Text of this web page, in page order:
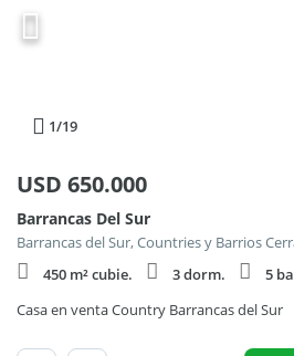
1/19
USD 650.000
Barrancas Del Sur
450 m² cubie.
3 dorm.
5
Casa en venta Country Barrancas del Sur